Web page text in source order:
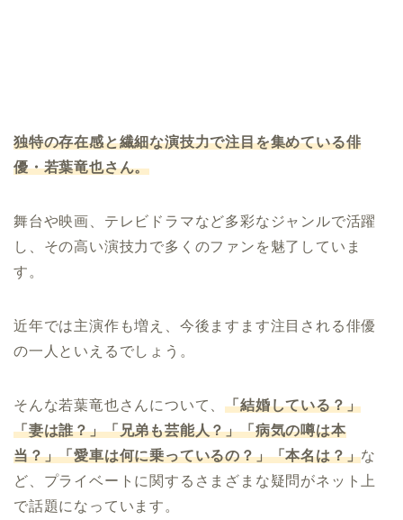
独特の存在感と繊細な演技力で注目を集めている俳
優・若葉竜也さん。
舞台や映画、テレビドラマなど多彩なジャンルで活躍
し、その高い演技力で多くのファンを魅了していま
す。
近年では主演作も増え、今後ますます注目される俳優
の一人といえるでしょう。
そんな若葉竜也さんについて、「結婚している？」
「妻は誰？」「兄弟も芸能人？」「病気の噂は本
当？」「愛車は何に乗っているの？」「本名は？」な
ど、プライベートに関するさまざまな疑問がネット上
で話題になっています。